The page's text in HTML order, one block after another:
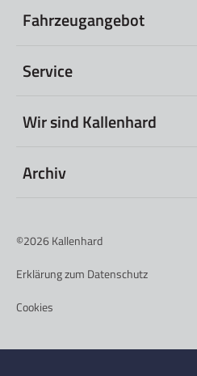
Fahrzeugangebot
Service
Wir sind Kallenhard
Archiv
©2026 Kallenhard
Erklärung zum Datenschutz
Cookies